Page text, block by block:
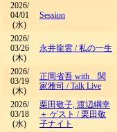
2026/
04/01
(水)
Session
2026/
03/26
(木)
永井龍雲 /私の一生
2026/
03/19
(木)
正岡省吾 with 関
家雅司 /Talk Live
2026/
03/18
(水)
栗田敬子, 渡辺綱幸
＋ ゲスト /栗田敬
子ナイト